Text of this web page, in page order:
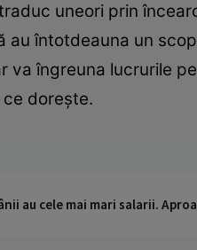
uneori prin
au întotdeauna un
va îngreuna lucrurile
doreşte.
au cele mai mari salarii.